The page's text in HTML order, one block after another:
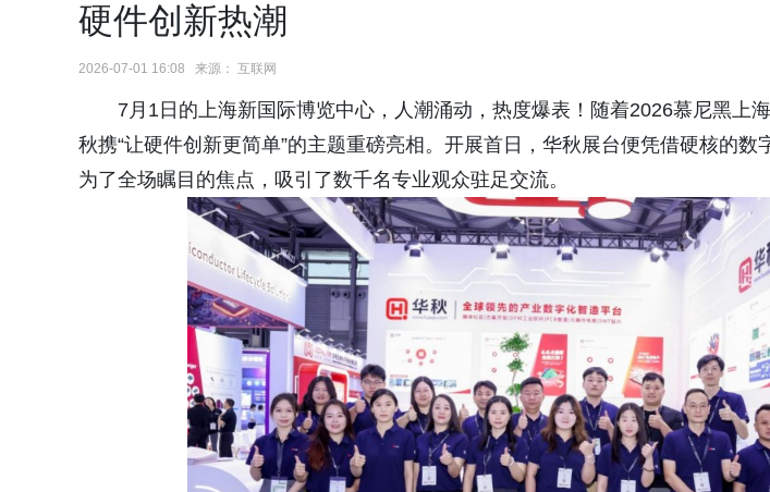
硬件创新热潮
2026-07-01 16:08 来源： 互联网
7月1日的上海新国际博览中心，人潮涌动，热度爆表！随着2026慕尼黑上
秋携“让硬件创新更简单”的主题重磅亮相。开展首日，华秋展台便凭借硬核的数
为了全场瞩目的焦点，吸引了数千名专业观众驻足交流。